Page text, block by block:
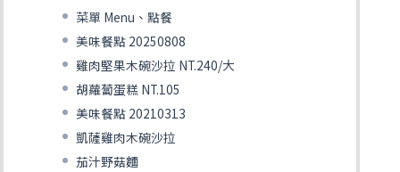
菜單 Menu、點餐
美味餐點 20250808
雞肉堅果木碗沙拉 NT.240/大
胡蘿蔔蛋糕 NT.105
美味餐點 20210313
凱薩雞肉木碗沙拉
茄汁野菇麵